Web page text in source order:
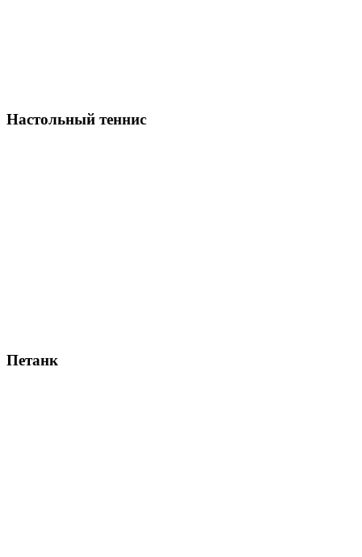
Настольный теннис
Петанк